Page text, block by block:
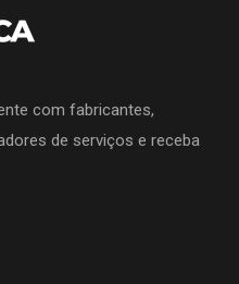
com fabricantes,
de serviços e receba